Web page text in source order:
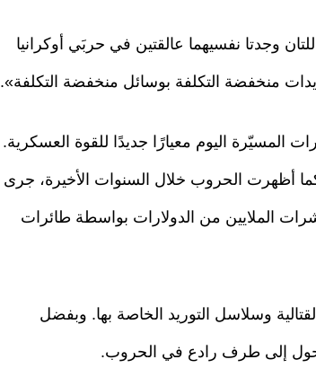
وجدتا نفسيهما عالقتين في حربَي أوكرانيا
منخفضة التكلفة بوسائل منخفضة التكلفة».
المسيّرة اليوم معيارًا جديدًا للقوة العسكرية.
أظهرت الحروب خلال السنوات الأخيرة، جرى
الملايين من الدولارات بواسطة طائرات
وسلاسل التوريد الخاصة بها. وبفضل
إلى طرف رادع في الحروب.